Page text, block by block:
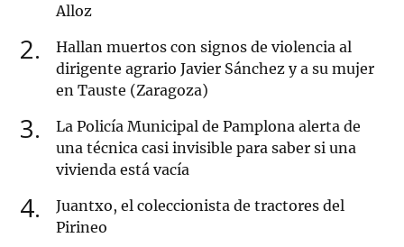
Alloz
2
Hallan muertos con signos de violencia al
dirigente agrario Javier Sánchez y a su mujer
en Tauste (Zaragoza)
3
La Policía Municipal de Pamplona alerta de
una técnica casi invisible para saber si una
vivienda está vacía
4
Juantxo, el coleccionista de tractores del
Pirineo